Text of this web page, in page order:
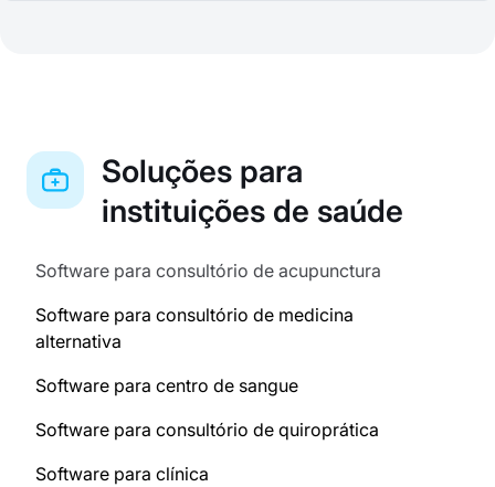
Soluções para
instituições de saúde
Software para consultório de acupunctura
Software para consultório de medicina
alternativa
Software para centro de sangue
Software para consultório de quiroprática
Software para clínica